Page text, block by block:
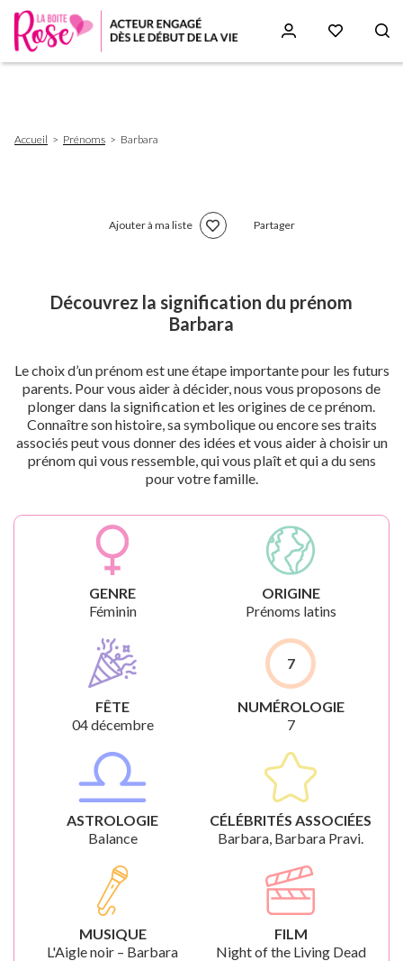
d'Ariane
Accueil Prénoms Barbara
Ajouter à ma liste Partager
Découvrez la signification du prénom
Barbara
Le choix d’un prénom est une étape importante pour les futurs
parents. Pour vous aider à décider, nous vous proposons de
plonger dans la signification et les origines de ce prénom.
Connaître son histoire, sa symbolique ou encore ses traits
associés peut vous donner des idées et vous aider à choisir un
prénom qui vous ressemble, qui vous plaît et qui a du sens
pour votre famille.
GENRE
Féminin
ORIGINE
Prénoms latins
FÊTE
04 décembre
7
NUMÉROLOGIE
7
ASTROLOGIE
Balance
CÉLÉBRITÉS ASSOCIÉES
Barbara, Barbara Pravi.
MUSIQUE
L'Aigle noir – Barbara
FILM
Night of the Living Dead